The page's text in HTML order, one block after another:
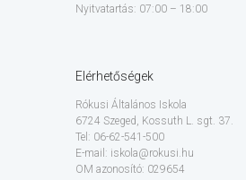
Nyitvatartás: 07:00 – 18:00
Elérhetőségek
Rókusi Általános Iskola
6724 Szeged, Kossuth L. sgt. 37.
Tel: 06-62-541-500
E-mail: iskola@rokusi.hu
OM azonosító: 029654